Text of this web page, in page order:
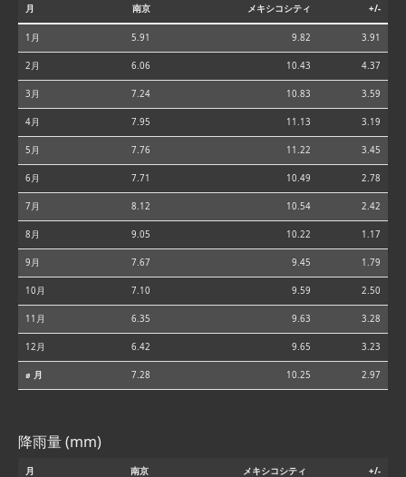
月 南京 メキシコシティ +/-
1月 5.91 9.82 3.91
2月 6.06 10.43 4.37
3月 7.24 10.83 3.59
4月 7.95 11.13 3.19
5月 7.76 11.22 3.45
6月 7.71 10.49 2.78
7月 8.12 10.54 2.42
8月 9.05 10.22 1.17
9月 7.67 9.45 1.79
10月 7.10 9.59 2.50
11月 6.35 9.63 3.28
12月 6.42 9.65 3.23
⌀ 月 7.28 10.25 2.97
降雨量 (mm)
月 南京 メキシコシティ +/-